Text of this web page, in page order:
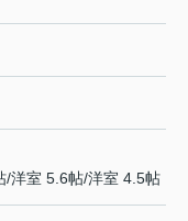
/洋室 5.6帖/洋室 4.5帖